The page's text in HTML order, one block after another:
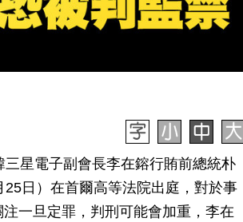
三星電子副會長李在鎔行賄前總統朴
日）在首爾高等法院出庭，對於事
一旦定罪，判刑可能會加重，李在